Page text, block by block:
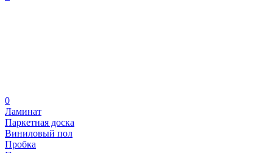
0
Ламинат
Паркетная доска
Виниловый пол
Пробка